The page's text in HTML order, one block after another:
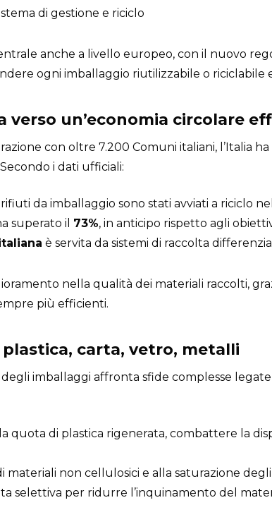
di gestione e riciclo
anche a livello europeo, con il nuovo
ogni imballaggio riutilizzabile o riciclabile
verso un’economia circolare
con oltre 7.200 Comuni italiani, l’Italia
i dati ufficiali:
da imballaggio sono stati avviati a riciclo
superato il 73%, in anticipo rispetto agli
è servita da sistemi di raccolta
nella qualità dei materiali raccolti,
più efficienti.
carta, vetro, metalli
imballaggi affronta sfide complesse
quota di plastica rigenerata, combattere la
materiali non cellulosici e alla saturazione
selettiva per ridurre l’inquinamento del